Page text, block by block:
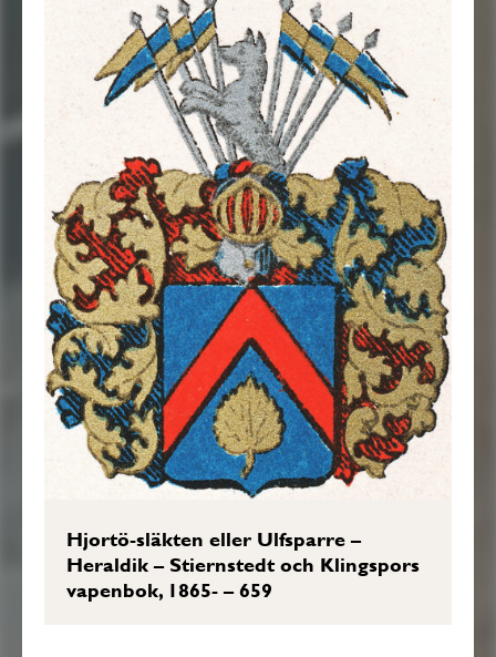
Hjortö-släkten eller Ulfsparre –
Heraldik – Stiernstedt och Klingspors
vapenbok, 1865- – 659